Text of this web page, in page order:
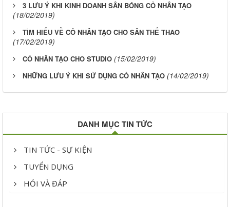
3 LƯU Ý KHI KINH DOANH SÂN BÓNG CỎ NHÂN TẠO
(18/02/2019)
TÌM HIỂU VỀ CỎ NHÂN TẠO CHO SÂN THỂ THAO
(17/02/2019)
CỎ NHÂN TẠO CHO STUDIO (15/02/2019)
NHỮNG LƯU Ý KHI SỬ DỤNG CỎ NHÂN TẠO (14/02/2019)
DANH MỤC TIN TỨC
TIN TỨC - SỰ KIỆN
TUYỂN DỤNG
HỎI VÀ ĐÁP